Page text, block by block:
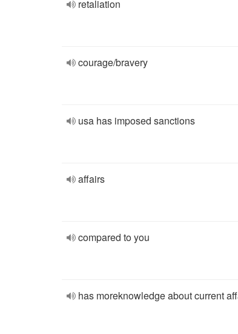
retaliation
courage/bravery
usa has imposed sanctions
affairs
compared to you
has moreknowledge about current